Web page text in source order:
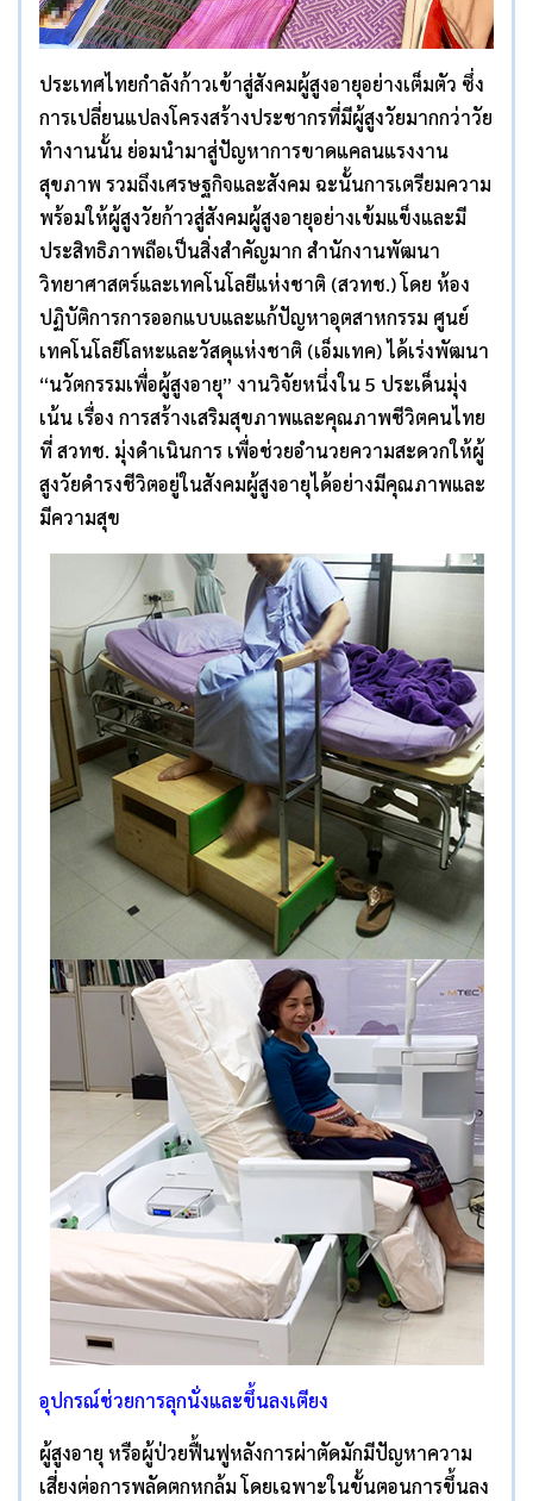
ประเทศไทยกำลังก้าวเข้าสู่สังคมผู้สูงอายุอย่างเต็มตัว ซึ่ง
การเปลี่ยนแปลงโครงสร้างประชากรที่มีผู้สูงวัยมากกว่าวัย
ทำงานนั้น ย่อมนำมาสู่ปัญหาการขาดแคลนแรงงาน
สุขภาพ รวมถึงเศรษฐกิจและสังคม ฉะนั้นการเตรียมความ
พร้อมให้ผู้สูงวัยก้าวสู่สังคมผู้สูงอายุอย่างเข้มแข็งและมี
ประสิทธิภาพถือเป็นสิ่งสำคัญมาก สำนักงานพัฒนา
วิทยาศาสตร์และเทคโนโลยีแห่งชาติ (สวทช.) โดย ห้อง
ปฏิบัติการการออกแบบและแก้ปัญหาอุตสาหกรรม ศูนย์
เทคโนโลยีโลหะและวัสดุแห่งชาติ (เอ็มเทค) ได้เร่งพัฒนา
“นวัตกรรมเพื่อผู้สูงอายุ” งานวิจัยหนึ่งใน 5 ประเด็นมุ่ง
เน้น เรื่อง การสร้างเสริมสุขภาพและคุณภาพชีวิตคนไทย
ที่ สวทช. มุ่งดำเนินการ เพื่อช่วยอำนวยความสะดวกให้ผู้
สูงวัยดำรงชีวิตอยู่ในสังคมผู้สูงอายุได้อย่างมีคุณภาพและ
มีความสุข
อุปกรณ์ช่วยการลุกนั่งและขึ้นลงเตียง
ผู้สูงอายุ หรือผู้ป่วยฟื้นฟูหลังการผ่าตัดมักมีปัญหาความ
เสี่ยงต่อการพลัดตกหกล้ม โดยเฉพาะในขั้นตอนการขึ้นลง